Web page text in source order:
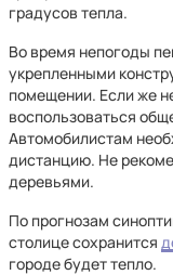
градусов тепла.
Во время непогоды
укрепленными
помещении. Если же
воспользоваться
Автомобилистам
дистанцию. Не
деревьями.
По прогнозам
столице сохранится
городе будет тепло.